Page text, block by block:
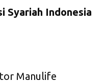
Syariah Indonesia
Manulife